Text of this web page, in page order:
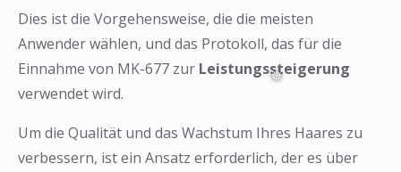
Dies ist die Vorgehensweise, die die meisten
Anwender wählen, und das Protokoll, das für die
Einnahme von MK-677 zur Leistungssteigerung
verwendet wird.
Um die Qualität und das Wachstum Ihres Haares zu
verbessern, ist ein Ansatz erforderlich, der es über